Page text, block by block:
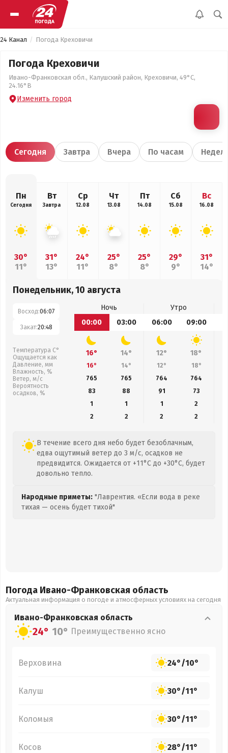
24 Канал Погода Креховичи
Погода Креховичи
Ивано-Франковская обл., Калушский район, Креховичи, 49°С,
24.16°В
Изменить город
Сегодня Завтра Вчера По часам
Пн
Сегодня
30°
11°
Вт
Завтра
31°
13°
Ср
12.08
24°
11°
Чт
13.08
25°
8°
Пт
14.08
25°
8°
Сб
15.08
29°
9°
Вс
16.08
31°
14°
Понедельник, 10 августа
Восход:06:07
Закат:20:48
Температура С°
Ощущается как
Давление, мм
Влажность, %
Ветер, м/с
Вероятность
осадков, %
Ночь
Утро
00:00
03:00 06:00 09:00
16° 14° 12° 18°
16° 14° 12° 18°
765
765 764 764
83
88 91
73
1
1 1
2
2
2 2 2
В течение всего дня небо будет безоблачным,
едва ощутимый ветер до 3 м/с, осадков не
предвидится. Ожидается от +11°C до +30°C, будет
довольно тепло.
Народные приметы: "Лаврентия. «Если вода в реке
тихая — осень будет тихой"
Погода Ивано-Франковская область
Актуальная информация о погоде и атмосферных условиях на сегодня
Ивано-Франковская область
24° 10° Преимущественно ясно
Верховина 24°/10°
Калуш 30°/11°
Коломыя 30°/11°
Косов 28°/11°